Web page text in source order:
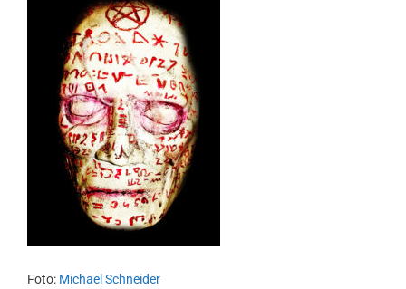
Foto: Michael Schneider